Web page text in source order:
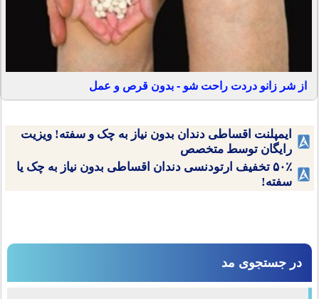
از شر زانو دردت راحت شو - بدون قرص و عمل
ایمپلنت اقساطی دندان بدون نیاز به چک و سفته! ویزیت
رایگان توسط متخصص
۵۰٪ تخفیف ارتودنسی دندان اقساطی بدون نیاز به چک یا
سفته!
در جستجوی مد